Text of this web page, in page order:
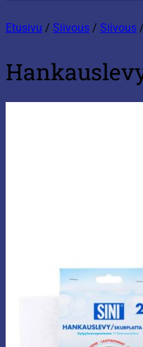
Etusivu / Siivous / Siivous /